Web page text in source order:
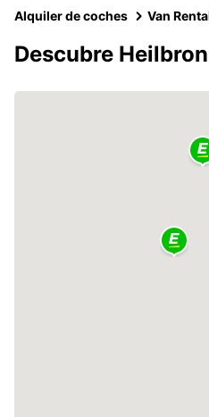
Alquiler de coches Van
Descubre